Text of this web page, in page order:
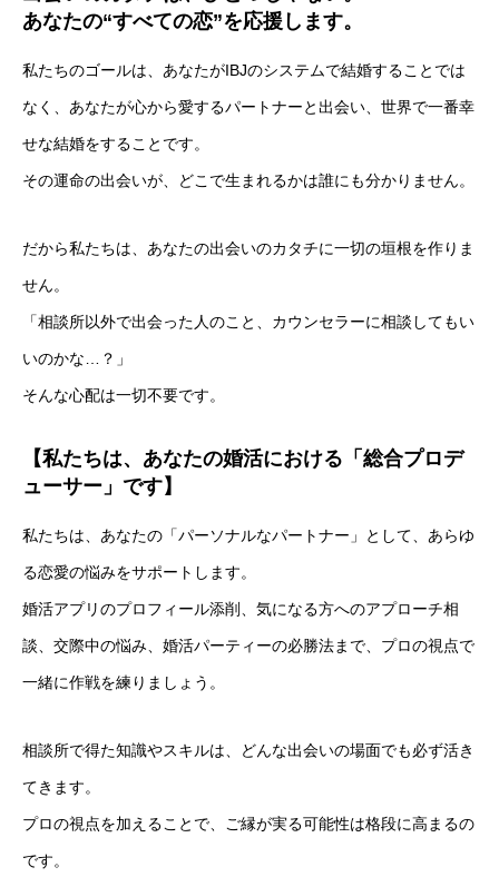
あなたの“すべての恋”を応援します。
私たちのゴールは、あなたがIBJのシステムで結婚することでは
なく、あなたが心から愛するパートナーと出会い、世界で一番幸
せな結婚をすることです。
その運命の出会いが、どこで生まれるかは誰にも分かりません。
だから私たちは、あなたの出会いのカタチに一切の垣根を作りま
せん。
「相談所以外で出会った人のこと、カウンセラーに相談してもい
いのかな…？」
そんな心配は一切不要です。
【私たちは、あなたの婚活における「総合プロデ
ューサー」です】
私たちは、あなたの「パーソナルなパートナー」として、あらゆ
る恋愛の悩みをサポートします。
婚活アプリのプロフィール添削、気になる方へのアプローチ相
談、交際中の悩み、婚活パーティーの必勝法まで、プロの視点で
一緒に作戦を練りましょう。
相談所で得た知識やスキルは、どんな出会いの場面でも必ず活き
てきます。
プロの視点を加えることで、ご縁が実る可能性は格段に高まるの
です。